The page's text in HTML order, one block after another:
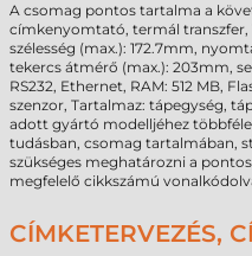
A csomag pontos tartalma a
címkenyomtató, termál transzfer,
szélesség (max.): 172.7mm,
tekercs átmérő (max.): 203mm,
RS232, Ethernet, RAM: 512 MB,
szenzor, Tartalmaz: tápegység,
adott gyártó modelljéhez
tudásban, csomag tartalmában,
szükséges meghatározni a
megfelelő cikkszámú
CÍMKETERVEZÉS,